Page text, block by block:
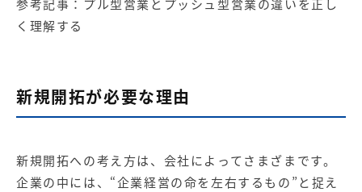
参考記事： プル型営業とプッシュ型営業の違いを正し
く理解する
新規開拓が必要な理由
新規開拓への考え方は、会社によってさまざまです。
企業の中には、“企業経営の命を左右するもの”と捉え